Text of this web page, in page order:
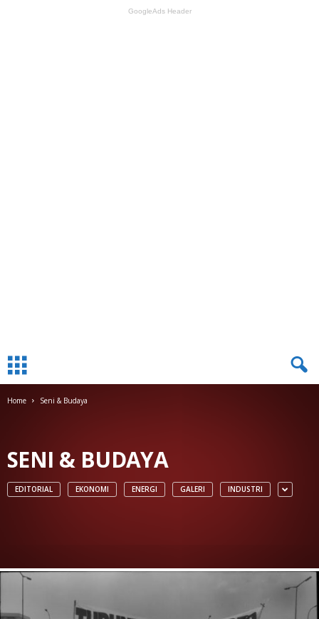
GoogleAds Header
Home Seni & Budaya
SENI & BUDAYA
EDITORIAL EKONOMI ENERGI GALERI INDUSTRI